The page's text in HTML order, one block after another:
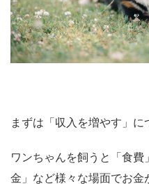
まずは「収入を増やす」に
ワンちゃんを飼うと「食
金」など様々な場面でお金